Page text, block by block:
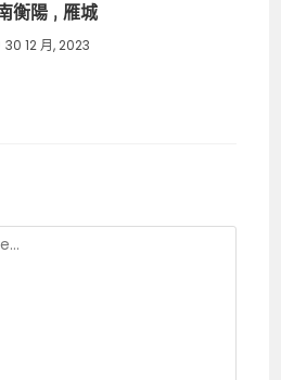
衡陽 , 雁城
30 12 月, 2023